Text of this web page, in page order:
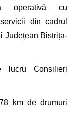
operativă cu
din cadrul
Județean Bistrița-
lucru Consilieri
km dedrumuri